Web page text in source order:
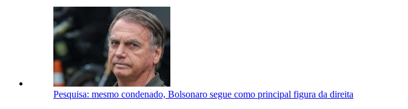
Pesquisa: mesmo condenado, Bolsonaro segue como principal figura da direita